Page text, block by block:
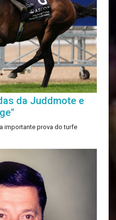
da Juddmote e
importante prova do turfe